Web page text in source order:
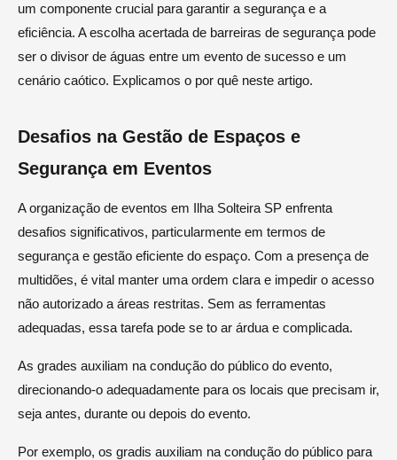
um componente crucial para garantir a segurança e a
eficiência. A escolha acertada de barreiras de segurança pode
ser o divisor de águas entre um evento de sucesso e um
cenário caótico. Explicamos o por quê neste artigo.
Desafios na Gestão de Espaços e
Segurança em Eventos
A organização de eventos em Ilha Solteira SP enfrenta
desafios significativos, particularmente em termos de
segurança e gestão eficiente do espaço. Com a presença de
multidões, é vital manter uma ordem clara e impedir o acesso
não autorizado a áreas restritas. Sem as ferramentas
adequadas, essa tarefa pode se to ar árdua e complicada.
As grades auxiliam na condução do público do evento,
direcionando-o adequadamente para os locais que precisam ir,
seja antes, durante ou depois do evento.
Por exemplo, os gradis auxiliam na condução do público para